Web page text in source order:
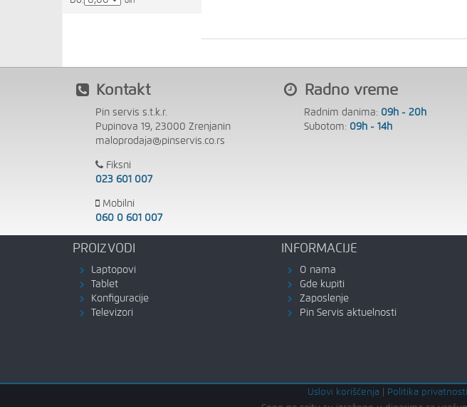
Kontakt
Pin servis s.t.k.r.
Pupinova 19, 23000 Zrenjanin
maloprodaja@pinservis.co.rs
Fiksni
023 601 007
Mobilni
060 0 601 007
Radno vreme
Radnim danima: 09h - 20h
Subotom: 09h - 14h
PROIZVODI
Laptopovi
Tablet
Konfiguracije
Televizori
INFORMACIJE
O nama
Gde kupiti
Zaposlenje
Pin Servis aktuelnosti
Uslovi korišćenja Politika privatnosti